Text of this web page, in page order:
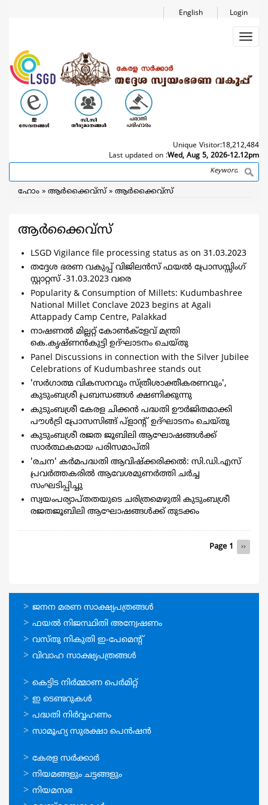
Login
English
Unique Visitor:18,212,484
Last updated on :Wed, Aug 5, 2026-12.12pm
Search
Breadcrumb
ഹോം ആര്‍ക്കൈവ്സ് ആര്‍ക്കൈവ്സ്
ആര്‍ക്കൈവ്സ്
LSGD Vigilance file processing status as on 31.03.2023
തദ്ദേശ ഭരണ വകുപ്പ് വിജിലൻസ് ഫയൽ പ്രോസസ്സിംഗ്
സ്റ്റാറ്റസ് -31.03.2023 വരെ
Popularity & Consumption of Millets: Kudumbashree
National Millet Conclave 2023 begins at Agali
Attappady Camp Centre, Palakkad
നാഷണല്‍ മില്ലറ്റ് കോണ്‍ക്ളേവ് മന്ത്രി
കെ.കൃഷ്ണന്‍കുട്ടി ഉദ്ഘാടനം ചെയ്തു
Panel Discussions in connection with the Silver Jubilee
Celebrations of Kudumbashree stands out
'സര്‍ഗാത്മ വികസനവും സ്ത്രീശാക്തീകരണവും',
കുടുംബശ്രീ പ്രബന്ധങ്ങള്‍ ക്ഷണിക്കുന്നു
കുടുംബശ്രീ കേരള ചിക്കന്‍ പദ്ധതി ഊര്‍ജിതമാക്കി
പൗള്‍ട്രി പ്രോസസിങ്ങ് പ്ളാന്‍റ് ഉദ്ഘാടനം ചെയ്തു
കുടുംബശ്രീ രജത ജൂബിലി ആഘോഷങ്ങള്‍ക്ക്
സാര്‍ത്ഥകമായ പരിസമാപ്തി
'രചന' കര്‍മപദ്ധതി ആവിഷ്ക്കരിക്കല്‍: സി.ഡി.എസ്
പ്രവര്‍ത്തകരില്‍ ആവേശമുണര്‍ത്തി ചര്‍ച്ച
സംഘടിപ്പിച്ചു
സ്വയംപര്യാപ്തതയുടെ ചരിത്രമെഴുതി കുടുംബശ്രീ
രജതജൂബിലി ആഘോഷങ്ങള്‍ക്ക് തുടക്കം
Page 1
Next
››
ഓണ്‍ലൈന്‍
സേവനങ്ങള്‍
ജനന മരണ സാക്ഷ്യപത്രങ്ങള്‍
ഫയല്‍ നിജസ്ഥിതി അന്വേഷണം
വസ്തു നികുതി ഇ-പേമെന്റ്
വിവാഹ സാക്ഷ്യപത്രങ്ങള്‍
ഓണ്‍ലൈന്‍
സേവനങ്ങള്‍
കെട്ടിട നിര്‍മ്മാണ പെര്‍മിറ്റ്‌
ഇ ടെണ്ടറുകള്‍
പദ്ധതി നിര്‍വ്വഹണം
സാമൂഹ്യ സുരക്ഷാ പെന്‍ഷന്‍
ഉപയോഗപ്രദമായ
കണ്ണികള്‍
കേരള സര്‍ക്കാര്‍
നിയമങ്ങളും ചട്ടങ്ങളും
നിയമസഭ